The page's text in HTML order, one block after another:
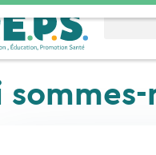
sommes-